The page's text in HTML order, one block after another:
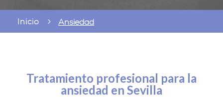
Inicio 5 Ansiedad
Tratamiento profesional para la
ansiedad en Sevilla